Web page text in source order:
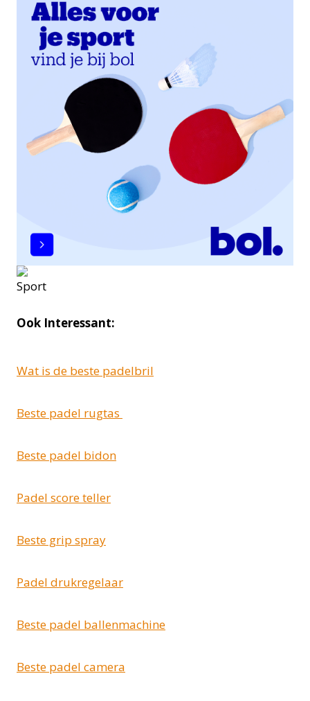
Ook Interessant:
Wat is de beste padelbril
Beste padel rugtas
Beste padel bidon
Padel score teller
Beste grip spray
Padel drukregelaar
Beste padel ballenmachine
Beste padel camera